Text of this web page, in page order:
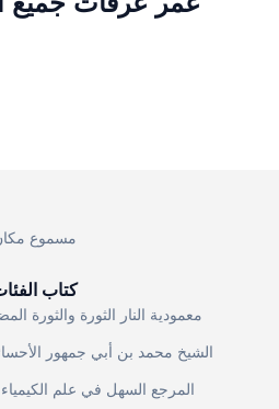
مسموع
كتاب
معمودية النار الثورة والثورة
الشيخ محمد بن أبي جمهور
المرجع السهل في علم الكيمياء